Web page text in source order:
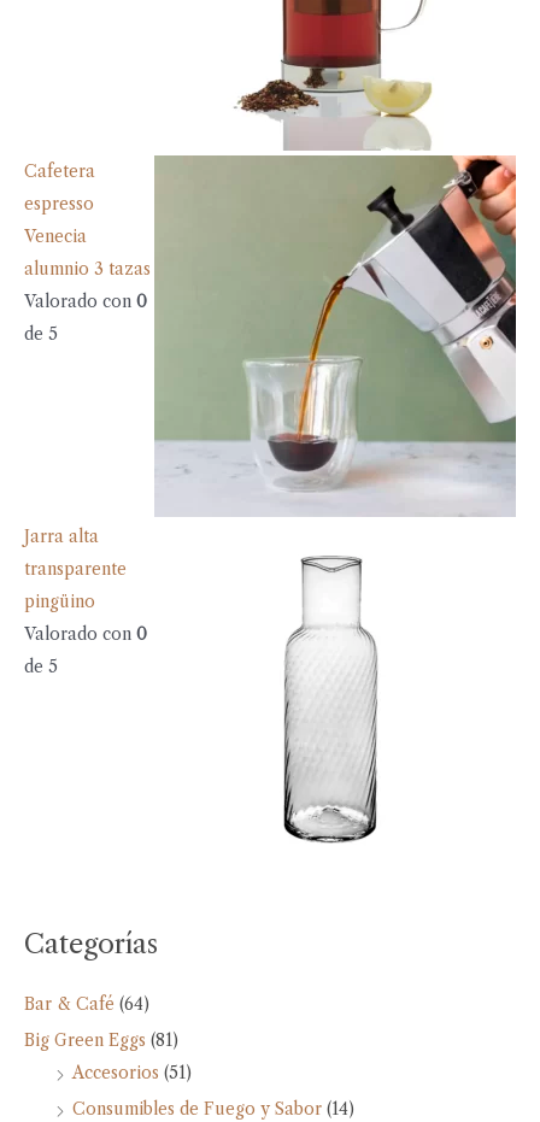
Cafetera
espresso
Venecia
alumnio 3 tazas
Valorado con 0
de 5
Jarra alta
transparente
pingüino
Valorado con 0
de 5
Categorías
Bar & Café (64)
Big Green Eggs (81)
Accesorios (51)
Consumibles de Fuego y Sabor (14)